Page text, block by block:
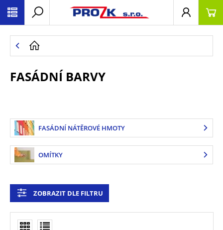
FASÁDNÍ BARVY
FASÁDNÍ NÁTĚROVÉ HMOTY
OMÍTKY
ZOBRAZIT DLE FILTRU